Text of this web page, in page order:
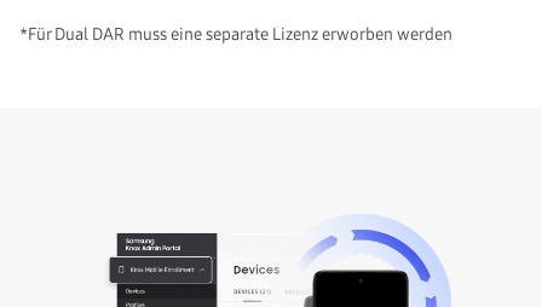
*Für Dual DAR muss eine separate Lizenz erworben werden